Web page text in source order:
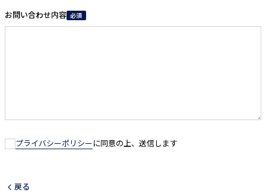
お問い合わせ内容 必須
プライバシーポリシーに同意の上、送信します
戻る